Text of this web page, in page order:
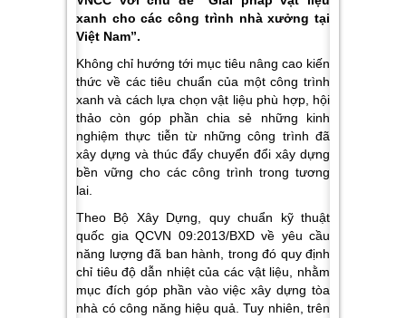
xanh cho các công trình nhà xưởng tại
Việt Nam”.
Không chỉ hướng tới mục tiêu nâng cao kiến
thức về các tiêu chuẩn của một công trình
xanh và cách lựa chọn vật liệu phù hợp, hội
thảo còn góp phần chia sẻ những kinh
nghiệm thực tiễn từ những công trình đã
xây dựng và thúc đẩy chuyển đổi xây dựng
bền vững cho các công trình trong tương
lai.
Theo Bộ Xây Dựng , quy chuẩn kỹ thuật
quốc gia QCVN 09:2013/BXD về yêu cầu
năng lượng đã ban hành, trong đó quy định
chỉ tiêu độ dẫn nhiệt của các vật liệu, nhằm
mục đích góp phần vào việc xây dựng tòa
nhà có công năng hiệu quả. Tuy nhiên, trên